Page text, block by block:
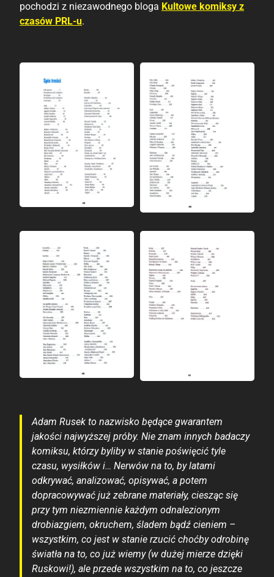
pochodzi z niezawodnego bloga Kultowe komiksy z
czasów PRL-u.
Adam Rusek to nazwisko będące gwarantem
jakości najwyższej próby. Nie znam innych badaczy
komiksu, którzy byliby w stanie poświęcić tyle
czasu, wysiłków i… Nerwów na to, by latami
odkrywać, analizować, opisywać, a potem
dopracowywać już zebrane materiały, ciesząc się
przy tym niezmiennie każdym odnalezionym
drobiazgiem, okruchem, śladem bądź cieniem –
wszystkim, co jest w stanie rzucić choćby odrobinę
światła na to, co już wiemy (w dużej mierze dzięki
Ruskowi!), ale przede wszystkim na to, co jeszcze